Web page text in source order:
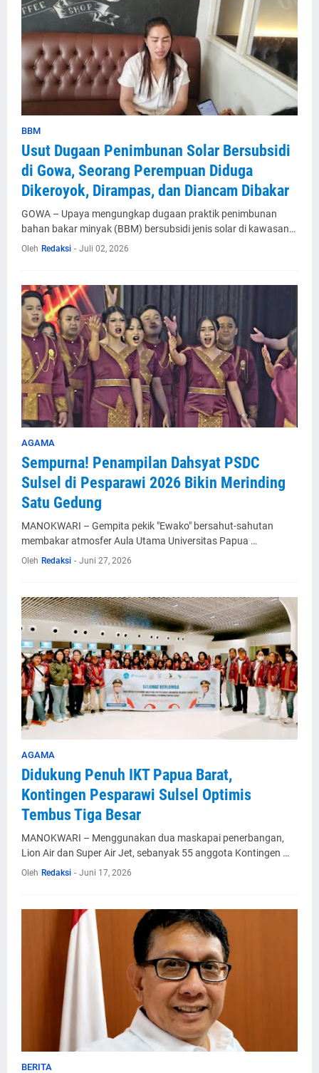
BBM
Usut Dugaan Penimbunan Solar Bersubsidi
di Gowa, Seorang Perempuan Diduga
Dikeroyok, Dirampas, dan Diancam Dibakar
GOWA – Upaya mengungkap dugaan praktik penimbunan
bahan bakar minyak (BBM) bersubsidi jenis solar di kawasan…
Oleh Redaksi - Juli 02, 2026
AGAMA
Sempurna! Penampilan Dahsyat PSDC
Sulsel di Pesparawi 2026 Bikin Merinding
Satu Gedung
MANOKWARI – Gempita pekik "Ewako" bersahut-sahutan
membakar atmosfer Aula Utama Universitas Papua …
Oleh Redaksi - Juni 27, 2026
AGAMA
Didukung Penuh IKT Papua Barat,
Kontingen Pesparawi Sulsel Optimis
Tembus Tiga Besar
MANOKWARI – Menggunakan dua maskapai penerbangan,
Lion Air dan Super Air Jet, sebanyak 55 anggota Kontingen …
Oleh Redaksi - Juni 17, 2026
BERITA